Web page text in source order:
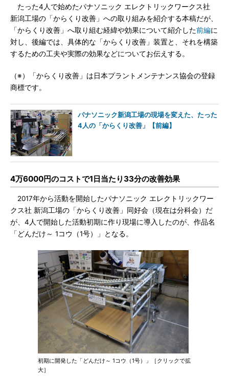
たった4人で始めたパナソニック エレクトリックワークス社
新潟工場の「からくり改善」への取り組みを紹介する本稿だが、
「からくり改善」へ取り組む経緯や効果について紹介した前編に
対し、後編では、具体的な「からくり改善」装置と、それを構築
するための工夫や実際の効果などについてお伝えする。
（※）「からくり改善」は日本プラントメンテナンス協会の登録
商標です。
パナソニック新潟工場の現場を変えた、たった
4人の「からくり改善」【前編】
4万6000円のコストで1日当たり33分の改善効果
2017年から活動を開始したパナソニック エレクトリックワー
クス社 新潟工場の「からくり改善」同好会（現在は分科会）だ
が、4人で開始した活動初期に作り現場に導入したのが、作品名
「どんだけ～ 1コウ（1号）」となる。
初期に開発した「どんだけ～ 1コウ（1号）」［クリックで拡
大］